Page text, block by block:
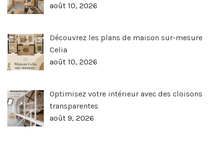
août 10, 2026
Découvrez les plans de maison sur-mesure
Celia
août 10, 2026
Optimisez votre intérieur avec des cloisons
transparentes
août 9, 2026